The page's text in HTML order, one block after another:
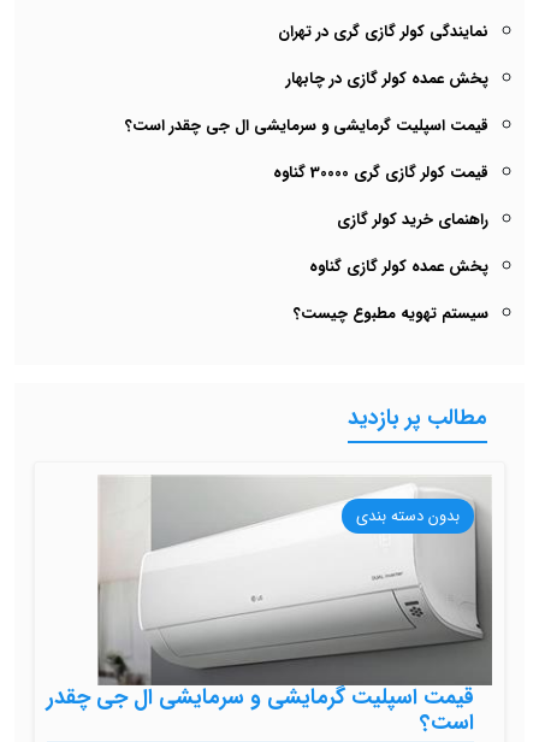
نمایندگی کولر گازی گری در تهران
پخش عمده کولر گازی در چابهار
قیمت اسپلیت گرمایشی و سرمایشی ال جی چقدر است؟
قیمت کولر گازی گری 30000 گناوه
راهنمای خرید کولر گازی
پخش عمده کولر گازی گناوه
سیستم تهویه مطبوع چیست؟
مطالب پر بازدید
بدون دسته بندی
قیمت اسپلیت گرمایشی و سرمایشی ال جی چقدر
است؟